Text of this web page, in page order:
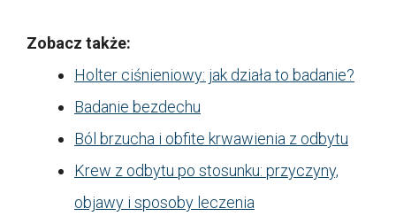
Zobacz także:
Holter ciśnieniowy: jak działa to badanie?
Badanie bezdechu
Ból brzucha i obfite krwawienia z odbytu
Krew z odbytu po stosunku: przyczyny,
objawy i sposoby leczenia